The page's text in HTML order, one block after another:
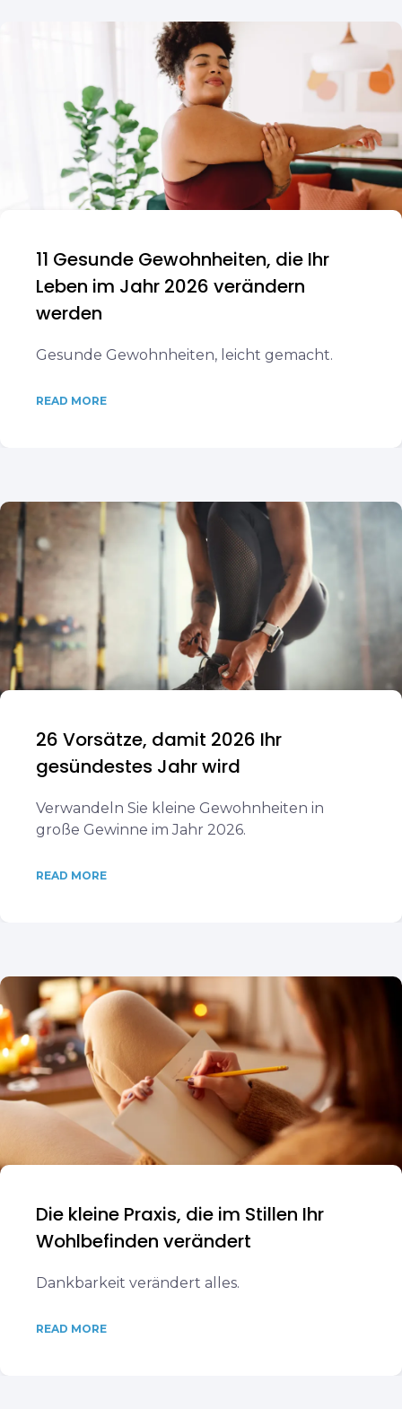
11 Gesunde Gewohnheiten, die Ihr
Leben im Jahr 2026 verändern
werden
Gesunde Gewohnheiten, leicht gemacht.
READ MORE
26 Vorsätze, damit 2026 Ihr
gesündestes Jahr wird
Verwandeln Sie kleine Gewohnheiten in
große Gewinne im Jahr 2026.
READ MORE
Die kleine Praxis, die im Stillen Ihr
Wohlbefinden verändert
Dankbarkeit verändert alles.
READ MORE